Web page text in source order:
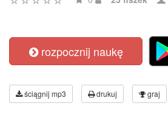
rozpocznij naukę
ściągnij mp3 drukuj graj